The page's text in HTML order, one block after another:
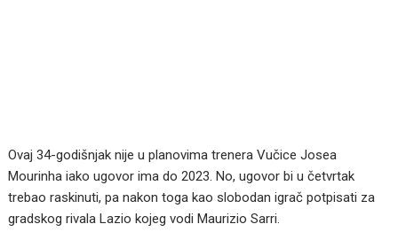
Ovaj 34-godišnjak nije u planovima trenera Vučice Josea
Mourinha iako ugovor ima do 2023. No, ugovor bi u četvrtak
trebao raskinuti, pa nakon toga kao slobodan igrač potpisati za
gradskog rivala Lazio kojeg vodi Maurizio Sarri.